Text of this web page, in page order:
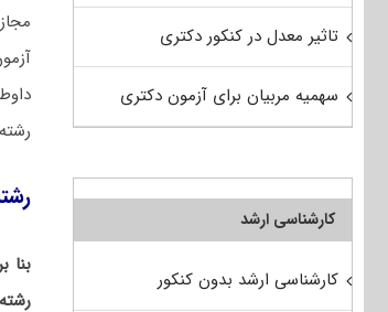
بنا
تاثیر معدل در کنکور دکتری
سهمیه مربیان برای آزمون دکتری
کارشناسی ارشد
کارشناسی ارشد بدون کنکور